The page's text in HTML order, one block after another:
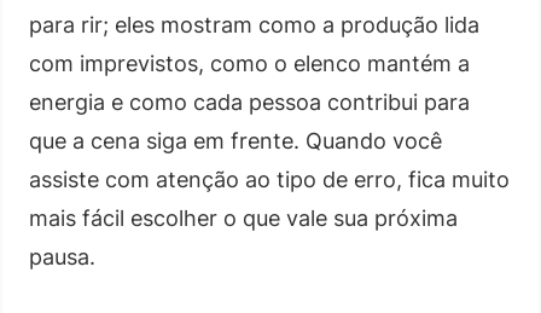
para rir; eles mostram como a produção lida
com imprevistos, como o elenco mantém a
energia e como cada pessoa contribui para
que a cena siga em frente. Quando você
assiste com atenção ao tipo de erro, fica muito
mais fácil escolher o que vale sua próxima
pausa.